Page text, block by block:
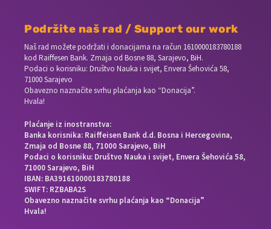
Podržite naš rad / Support our work
Naš rad možete podržati i donacijama na račun 1610000183780188
kod Raiffesen Bank. Zmaja od Bosne 88, Sarajevo, BiH.
Podaci o korisniku: Društvo Nauka i svijet, Envera Šehovića 58,
71000 Sarajevo
Obavezno naznačite svrhu plaćanja kao “Donacija”.
Hvala!
Plaćanje iz inostranstva:
Banka korisnika: Raiffeisen Bank d.d. Bosna i Hercegovina,
Zmaja od Bosne 88, 71000 Sarajevo, BiH
Podaci o korisniku: Društvo Nauka i svijet, Envera Šehovića 58,
71000 Sarajevo, BiH
IBAN: BA391610000183780188
SWIFT: RZBABA2S
Obavezno naznačite svrhu plaćanja kao “Donacija”
Hvala!